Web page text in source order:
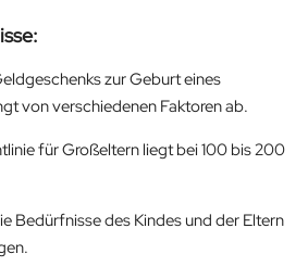
zur Geburt eines
von verschiedenen Faktoren ab.
für Großeltern liegt bei 100 bis 200
Bedürfnisse des Kindes und der Eltern